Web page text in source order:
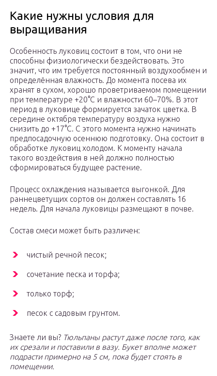
Какие нужны условия для
выращивания
Особенность луковиц состоит в том, что они не
способны физиологически бездействовать. Это
значит, что им требуется постоянный воздухообмен и
определённая влажность. До момента посева их
хранят в сухом, хорошо проветриваемом помещении
при температуре +20°C и влажности 60–70%. В этот
период в луковице формируется зачаток цветка. В
середине октября температуру воздуха нужно
снизить до +17°C. С этого момента нужно начинать
предпосадочную осеннюю подготовку. Она состоит в
обработке луковиц холодом. К моменту начала
такого воздействия в ней должно полностью
сформироваться будущее растение.
Процесс охлаждения называется выгонкой. Для
раннецветущих сортов он должен составлять 16
недель. Для начала луковицы размещают в почве.
Состав смеси может быть различен:
чистый речной песок;
сочетание песка и торфа;
только торф;
песок с садовым грунтом.
Знаете ли вы? Тюльпаны растут даже после того, как
их срезали и поставили в вазу. Букет вполне может
подрасти примерно на 5 см, пока будет стоять в
помещении.